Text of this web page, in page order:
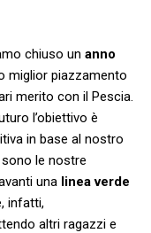
chiuso un anno
miglior piazzamento
merito con il Pescia.
l’obiettivo è
in base al nostro
le nostre
una linea verde
infatti,
altri ragazzi e